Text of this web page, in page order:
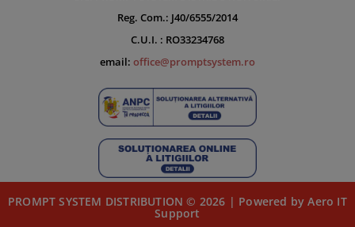
Reg. Com.: J40/6555/2014
C.U.I. : RO33234768
email: office@promptsystem.ro
PROMPT SYSTEM DISTRIBUTION © 2026 | Powered by Aero IT
Support